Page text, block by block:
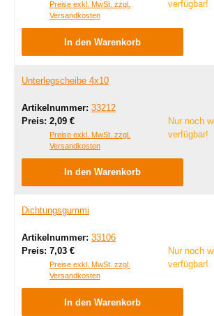
Preise exkl. MwSt. zzgl.
Versandkosten
verfügbar!
In den Warenkorb
Unterlegscheibe 4x10
Artikelnummer: 33212
Preis: Regulärer Preis:
2,09 €
Preise exkl. MwSt. zzgl.
Versandkosten
Nur noch
verfügbar!
In den Warenkorb
Dichtungsgummi
Artikelnummer: 33106
Preis: Regulärer Preis:
7,03 €
Preise exkl. MwSt. zzgl.
Versandkosten
Nur noch
verfügbar!
In den Warenkorb